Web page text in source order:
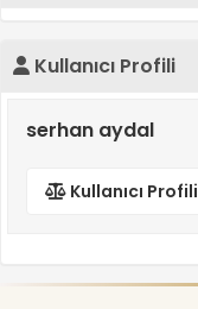
Kullanıcı Profili
serhan aydal
Kullanıcı Profili